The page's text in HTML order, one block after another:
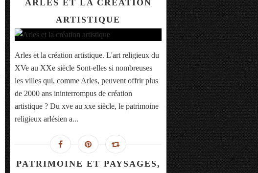
ARLES ET LA CRÉATION
ARTISTIQUE
Arles et la création artistique. L'art religieux du
XVe au XXe siècle Sont-elles si nombreuses
les villes qui, comme Arles, peuvent offrir plus
de 2000 ans ininterrompus de création
artistique ? Du xve au xxe siècle, le patrimoine
religieux arlésien a...
PATRIMOINE ET PAYSAGES,